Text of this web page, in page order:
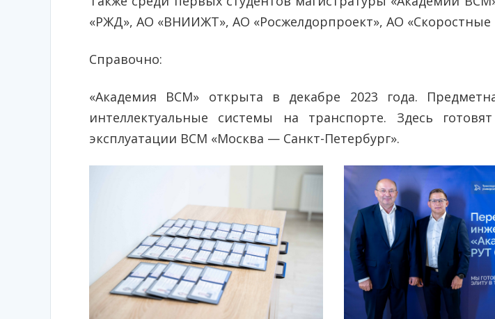
«РЖД», АО «ВНИИЖТ», АО «Росжелдорпроект», АО «Скоростные
Справочно:
«Академия ВСМ» открыта в декабре 2023 года.
интеллектуальные системы на транспорте. Здесь
эксплуатации ВСМ «Москва — Санкт-Петербург».